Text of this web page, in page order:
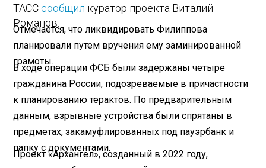
ТАСС сообщил куратор проекта Виталий
Романов.
Отмечается, что ликвидировать Филиппова
планировали путем вручения ему заминированной
грамоты.
В ходе операции ФСБ были задержаны четыре
гражданина России, подозреваемые в причастности
к планированию терактов. По предварительным
данным, взрывные устройства были спрятаны в
предметах, закамуфлированных под пауэрбанк и
папку с документами.
Проект «Архангел», созданный в 2022 году,